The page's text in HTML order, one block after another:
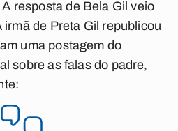
A resposta de Bela Gil veio
irmã de Preta Gil republicou
uma postagem do
sobre as falas do padre,